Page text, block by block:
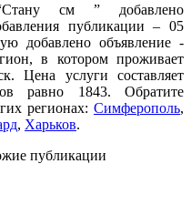
см ” добавлено
публикации – 05
добавлено объявление -
в котором проживает
Цена услуги составляет
равно 1843. Обратите
регионах: Симферополь,
, Харьков.
публикации